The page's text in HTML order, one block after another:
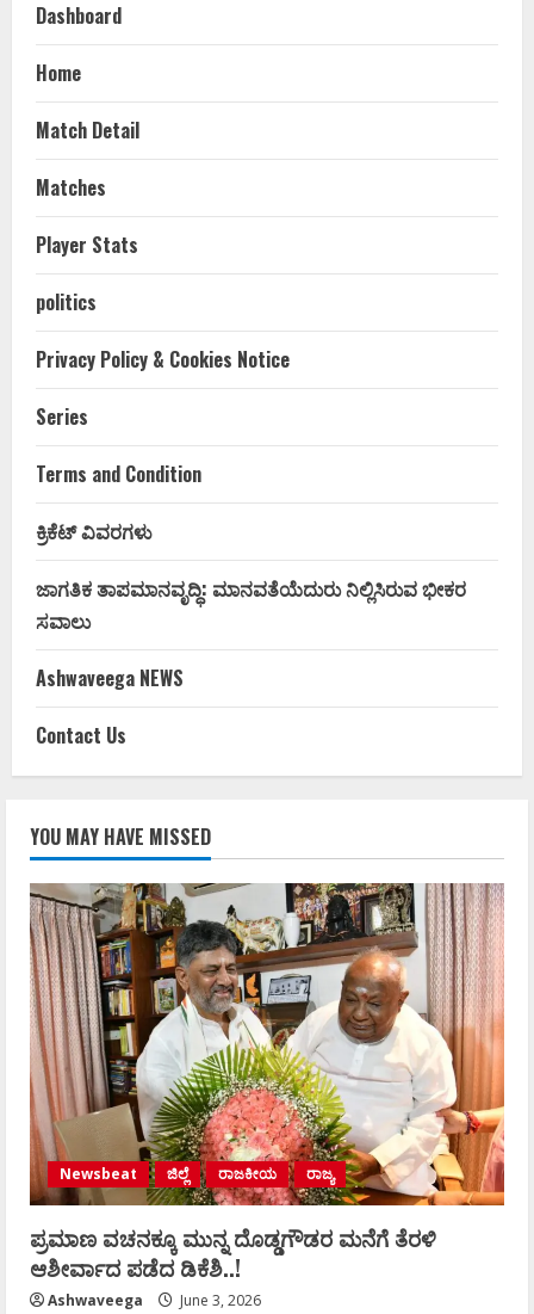
Dashboard
Home
Match Detail
Matches
Player Stats
politics
Privacy Policy & Cookies Notice
Series
Terms and Condition
ಕ್ರಿಕೆಟ್ ವಿವರಗಳು
ಜಾಗತಿಕ ತಾಪಮಾನವೃದ್ಧಿ: ಮಾನವತೆಯೆದುರು ನಿಲ್ಲಿಸಿರುವ ಭೀಕರ
ಸವಾಲು
Ashwaveega NEWS
Contact Us
YOU MAY HAVE MISSED
Newsbeat ಜಿಲ್ಲೆ ರಾಜಕೀಯ ರಾಜ್ಯ
ಪ್ರಮಾಣ ವಚನಕ್ಕೂ ಮುನ್ನ ದೊಡ್ಡಗೌಡರ ಮನೆಗೆ ತೆರಳಿ
ಆಶೀರ್ವಾದ ಪಡೆದ ಡಿಕೆಶಿ..!
Ashwaveega June 3, 2026